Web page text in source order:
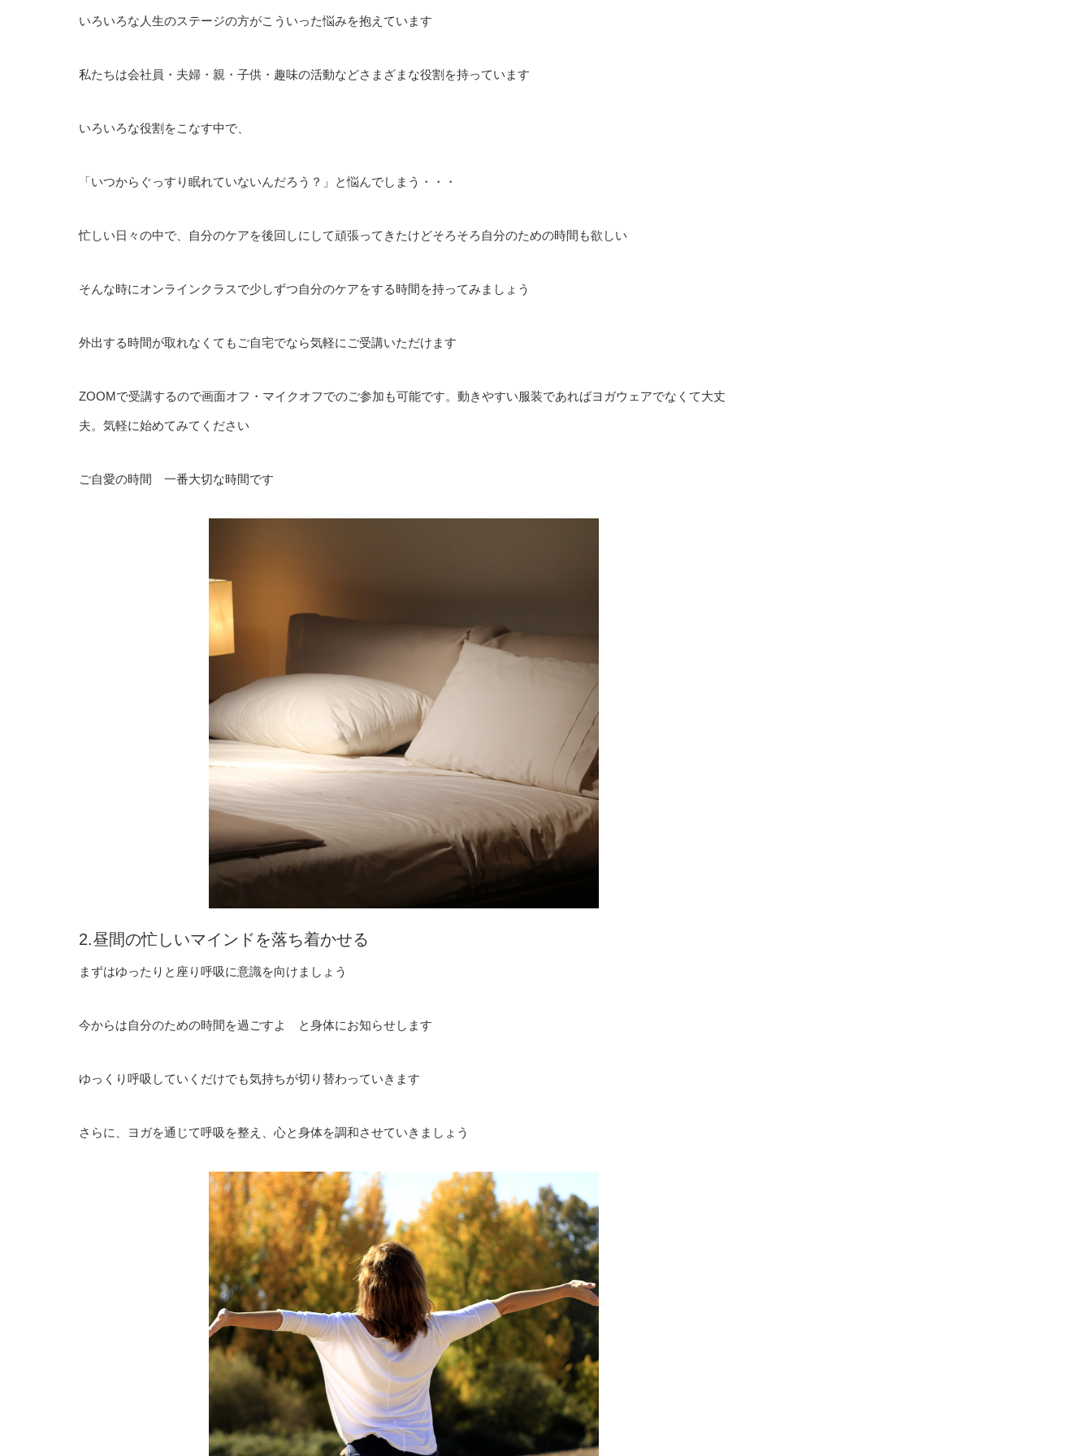
いろいろな人生のステージの方がこういった悩みを抱えています
私たちは会社員・夫婦・親・子供・趣味の活動などさまざまな役割を持っています
いろいろな役割をこなす中で、
「いつからぐっすり眠れていないんだろう？」と悩んでしまう・・・
忙しい日々の中で、自分のケアを後回しにして頑張ってきたけどそろそろ自分のための時間も欲しい
そんな時にオンラインクラスで少しずつ自分のケアをする時間を持ってみましょう
外出する時間が取れなくてもご自宅でなら気軽にご受講いただけます
ZOOMで受講するので画面オフ・マイクオフでのご参加も可能です。動きやすい服装であればヨガウェアでなくて大丈
夫。気軽に始めてみてください
ご自愛の時間 一番大切な時間です
2.昼間の忙しいマインドを落ち着かせる
まずはゆったりと座り呼吸に意識を向けましょう
今からは自分のための時間を過ごすよ と身体にお知らせします
ゆっくり呼吸していくだけでも気持ちが切り替わっていきます
さらに、ヨガを通じて呼吸を整え、心と身体を調和させていきましょう